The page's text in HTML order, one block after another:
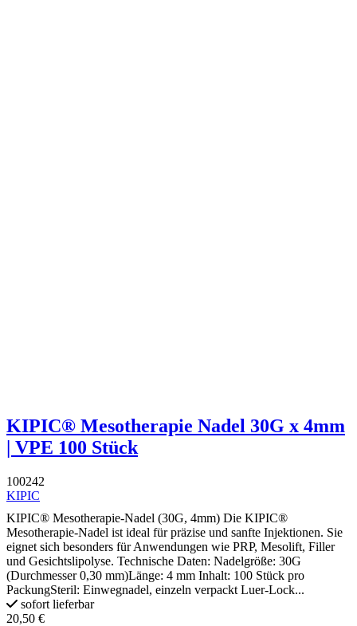
KIPIC® Mesotherapie Nadel 30G x 4mm
| VPE 100 Stück
100242
KIPIC
KIPIC® Mesotherapie-Nadel (30G, 4mm) Die KIPIC®
Mesotherapie-Nadel ist ideal für präzise und sanfte Injektionen. Sie
eignet sich besonders für Anwendungen wie PRP, Mesolift, Filler
und Gesichtslipolyse. Technische Daten: Nadelgröße: 30G
(Durchmesser 0,30 mm)Länge: 4 mm Inhalt: 100 Stück pro
PackungSteril: Einwegnadel, einzeln verpackt Luer-Lock...
sofort lieferbar
20,50 €